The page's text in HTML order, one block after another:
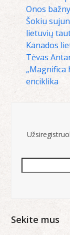
Onos
Šokiu
lietuvių
Kanados
Tėvas
„Magnifica
enciklika
email'as
Sekite mus